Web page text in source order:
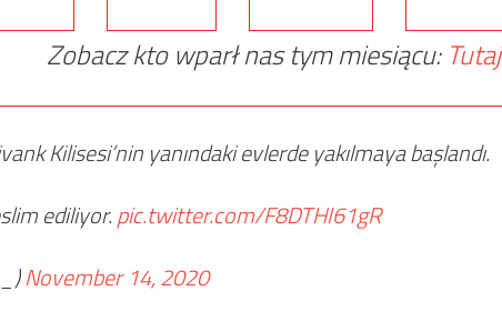
Zobacz kto wparł nas tym miesiącu: Tutaj
Kilisesi’nin yanındaki evlerde yakılmaya başlandı.
ediliyor.pic.twitter.com/F8DTHI61gR
November 14, 2020